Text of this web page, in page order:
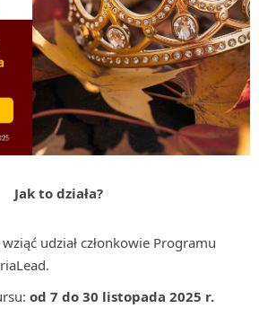
Jak to działa?
udział członkowie Programu
od 7 do 30 listopada 2025 r.